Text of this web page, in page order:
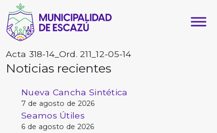
Acta 318-14_Ord. 211_12-05-14
Noticias recientes
Nueva Cancha Sintética
7 de agosto de 2026
Seamos Útiles
6 de agosto de 2026